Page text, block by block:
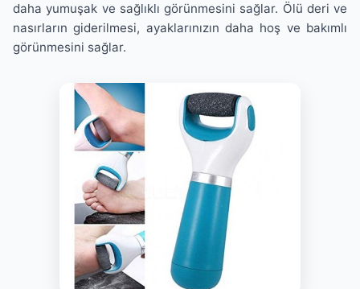
daha yumuşak ve sağlıklı görünmesini sağlar. Ölü deri ve
nasırların giderilmesi, ayaklarınızın daha hoş ve bakımlı
görünmesini sağlar.